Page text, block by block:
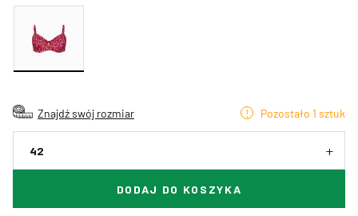
Znajdź swój rozmiar Pozostało 1 sztuk
42
DODAJ DO KOSZYKA